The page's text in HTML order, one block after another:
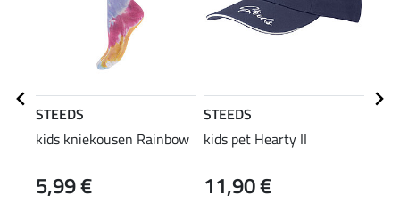
STEEDS
kids kniekousen Rainbow
5,99 €
STEEDS
kids pet Hearty II
11,90 €